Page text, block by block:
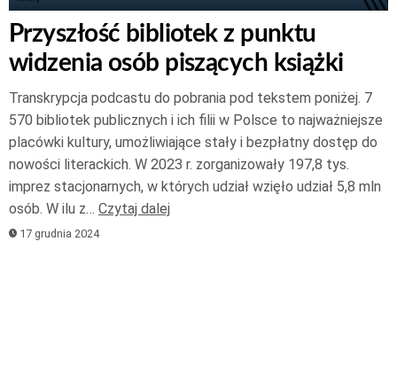
Przyszłość bibliotek z punktu
widzenia osób piszących książki
Transkrypcja podcastu do pobrania pod tekstem poniżej. 7
570 bibliotek publicznych i ich filii w Polsce to najważniejsze
placówki kultury, umożliwiające stały i bezpłatny dostęp do
nowości literackich. W 2023 r. zorganizowały 197,8 tys.
imprez stacjonarnych, w których udział wzięło udział 5,8 mln
osób. W ilu z… Czytaj dalej
17 grudnia 2024